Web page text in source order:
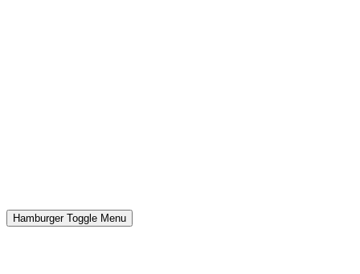
Hamburger Toggle Menu